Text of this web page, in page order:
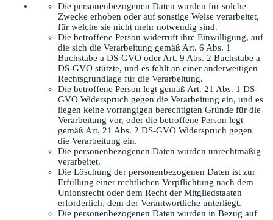
Die personenbezogenen Daten wurden für solche
Zwecke erhoben oder auf sonstige Weise verarbeitet,
für welche sie nicht mehr notwendig sind.
Die betroffene Person widerruft ihre Einwilligung, auf
die sich die Verarbeitung gemäß Art. 6 Abs. 1
Buchstabe a DS-GVO oder Art. 9 Abs. 2 Buchstabe a
DS-GVO stützte, und es fehlt an einer anderweitigen
Rechtsgrundlage für die Verarbeitung.
Die betroffene Person legt gemäß Art. 21 Abs. 1 DS-
GVO Widerspruch gegen die Verarbeitung ein, und es
liegen keine vorrangigen berechtigten Gründe für die
Verarbeitung vor, oder die betroffene Person legt
gemäß Art. 21 Abs. 2 DS-GVO Widerspruch gegen
die Verarbeitung ein.
Die personenbezogenen Daten wurden unrechtmäßig
verarbeitet.
Die Löschung der personenbezogenen Daten ist zur
Erfüllung einer rechtlichen Verpflichtung nach dem
Unionsrecht oder dem Recht der Mitgliedstaaten
erforderlich, dem der Verantwortliche unterliegt.
Die personenbezogenen Daten wurden in Bezug auf